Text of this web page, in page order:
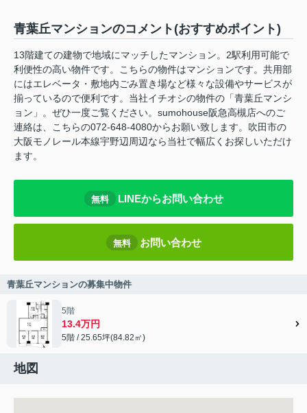
青葉丘マンションのコメント(おすすめポイント)
13階建ての建物で地域にマッチしたマンション。2駅利用可能で
利便性の高い物件です。こちらの物件はマンションです。共用部
にはエレベータ・敷地内ごみ置き場など様々な設備やサービスが
揃っているので便利です。当社イチオシの物件の「青葉丘マンシ
ョン」。ぜひ一度ご覧ください。sumohouse阪急高槻店へのご
連絡は、こちらの072-648-4080からお願い致します。吹田市の
大阪モノレール本線宇野辺周辺なら当社で幅広くお探しいただけ
ます。
無料 LINEからお問い合わせ
無料 お問い合わせ
青葉丘マンションの募集中物件
5階
13.4万円
5階 / 25.65坪(84.82㎡)
地図